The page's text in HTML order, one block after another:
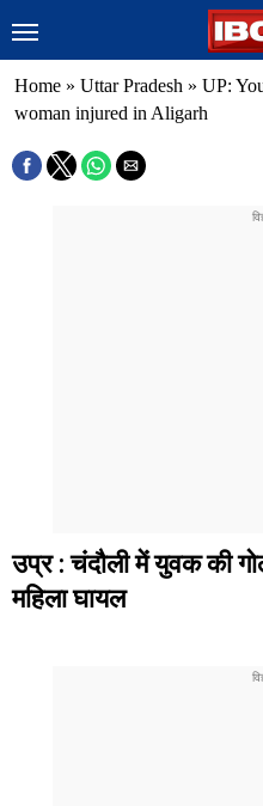
Home » Uttar Pradesh » UP:
woman injured in Aligarh
उप्र : चंदौली में युवक की
महिला घायल